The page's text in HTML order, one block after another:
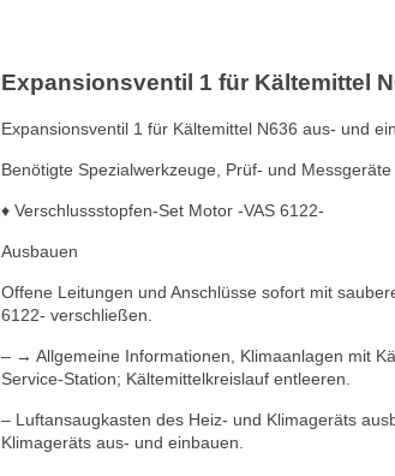
Expansionsventil 1 für Kältemittel
Expansionsventil 1 für Kältemittel N636 aus- und
Benötigte Spezialwerkzeuge, Prüf- und
♦ Verschlussstopfen-Set Motor -VAS 6122-
Ausbauen
Offene Leitungen und Anschlüsse sofort mit
6122- verschließen.
– → Allgemeine Informationen, Klimaanlagen mit
Service-Station; Kältemittelkreislauf entleeren.
– Luftansaugkasten des Heiz- und Klimageräts
Klimageräts aus- und einbauen.